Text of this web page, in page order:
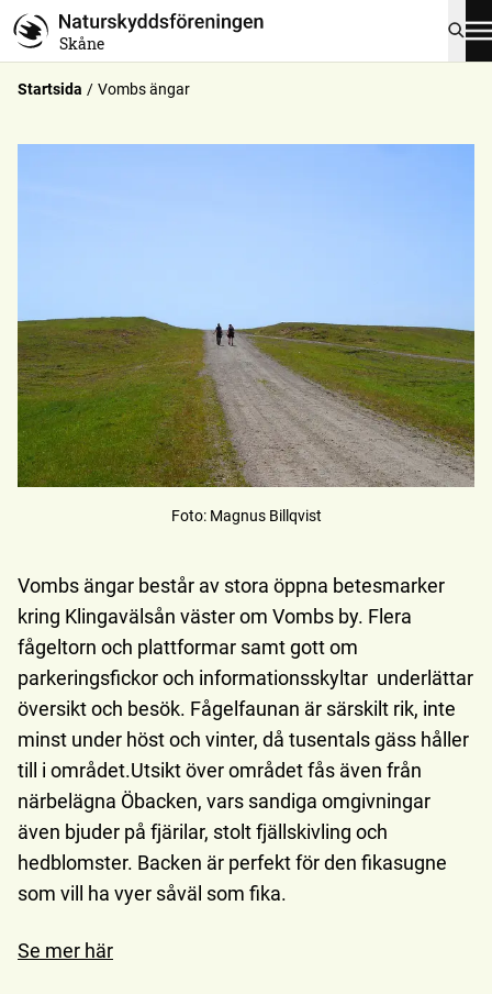
Skåne
Startsida Vombs ängar
Foto: Magnus Billqvist
Vombs ängar består av stora öppna betesmarker
kring Klingavälsån väster om Vombs by. Flera
fågeltorn och plattformar samt gott om
parkeringsfickor och informationsskyltar underlättar
översikt och besök. Fågelfaunan är särskilt rik, inte
minst under höst och vinter, då tusentals gäss håller
till i området.Utsikt över området fås även från
närbelägna Öbacken, vars sandiga omgivningar
även bjuder på fjärilar, stolt fjällskivling och
hedblomster. Backen är perfekt för den fikasugne
som vill ha vyer såväl som fika.
Se mer här